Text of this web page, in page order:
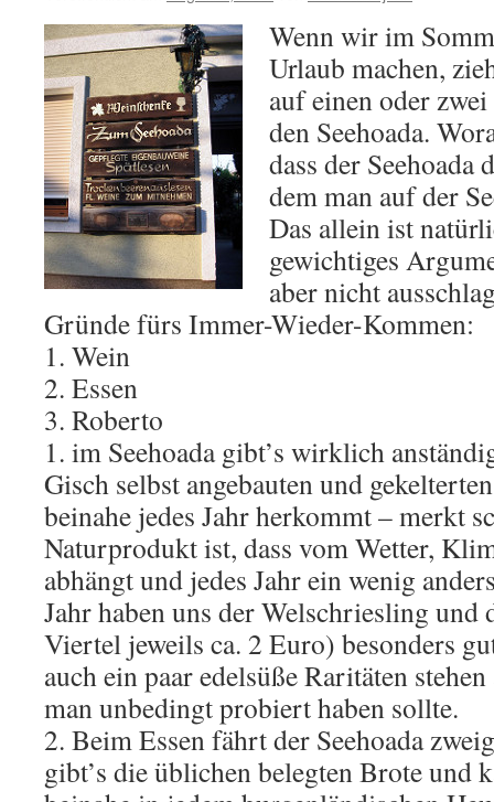
Wenn wir im
Urlaub machen,
auf einen oder
den Seehoada.
dass der Seehoada
dem man auf der
Das allein ist
gewichtiges
aber nicht
Gründe fürs Immer-Wieder-Kommen:
1. Wein
2. Essen
3. Roberto
1. im Seehoada gibt’s wirklich
Gisch selbst angebauten und
beinahe jedes Jahr herkommt – merkt
Naturprodukt ist, dass vom Wetter,
abhängt und jedes Jahr ein wenig
Jahr haben uns der Welschriesling und
Viertel jeweils ca. 2 Euro) besonders
auch ein paar edelsüße Raritäten
man unbedingt probiert haben sollte.
2. Beim Essen fährt der Seehoada
gibt’s die üblichen belegten Brote und